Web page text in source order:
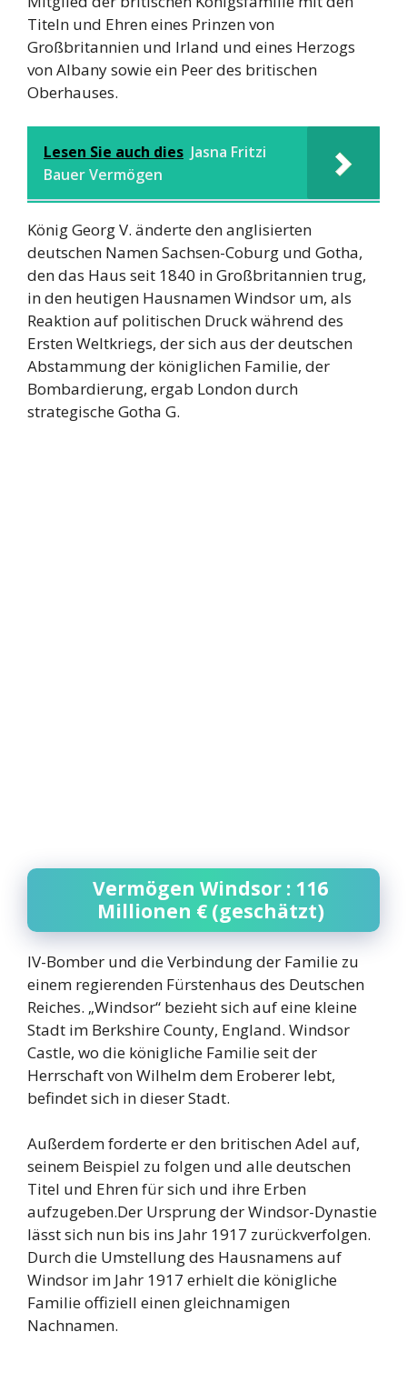
Titeln und Ehren eines Prinzen von
Großbritannien und Irland und eines Herzogs
von Albany sowie ein Peer des britischen
Oberhauses.
Lesen Sie auch dies Jasna Fritzi
Bauer Vermögen
König Georg V. änderte den anglisierten
deutschen Namen Sachsen-Coburg und Gotha,
den das Haus seit 1840 in Großbritannien trug,
in den heutigen Hausnamen Windsor um, als
Reaktion auf politischen Druck während des
Ersten Weltkriegs, der sich aus der deutschen
Abstammung der königlichen Familie, der
Bombardierung, ergab London durch
strategische Gotha G.
Vermögen Windsor : 116
Millionen € (geschätzt)
IV-Bomber und die Verbindung der Familie zu
einem regierenden Fürstenhaus des Deutschen
Reiches. „Windsor“ bezieht sich auf eine kleine
Stadt im Berkshire County, England. Windsor
Castle, wo die königliche Familie seit der
Herrschaft von Wilhelm dem Eroberer lebt,
befindet sich in dieser Stadt.
Außerdem forderte er den britischen Adel auf,
seinem Beispiel zu folgen und alle deutschen
Titel und Ehren für sich und ihre Erben
aufzugeben.Der Ursprung der Windsor-Dynastie
lässt sich nun bis ins Jahr 1917 zurückverfolgen.
Durch die Umstellung des Hausnamens auf
Windsor im Jahr 1917 erhielt die königliche
Familie offiziell einen gleichnamigen
Nachnamen.